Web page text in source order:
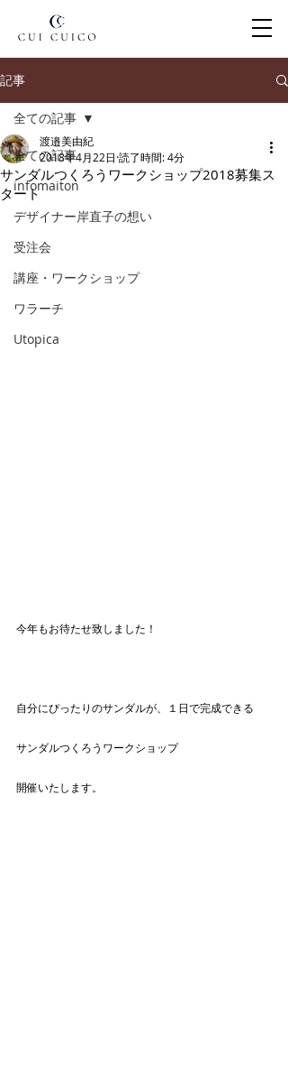
記事
全ての記事
infomaiton
デザイナー岸直子の想い
受注会
講座・ワークショップ
ワラーチ
Utopica
全ての記事
サンダルつくろうワークショップ2018募集ス
タート
渡邉美由紀
2018年4月22日 読了時間: 4分
今年もお待たせ致しました！
自分にぴったりのサンダルが、１日で完成できる
サンダルつくろうワークショップ
開催いたします。